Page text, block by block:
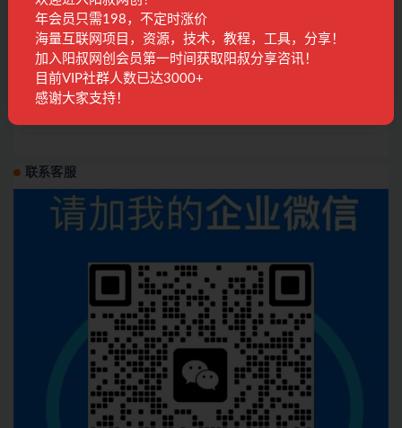
国内项目 2年前
发表回复
联系客服
年会员只需198，不定时涨价
海量互联网项目，资源，技术，教程，工具，分享！
加入阳叔网创会员第一时间获取阳叔分享咨讯！
目前VIP社群人数已达3000+
感谢大家支持！